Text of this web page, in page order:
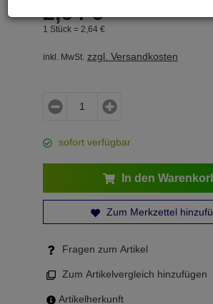
2,64 €
1 Stück = 2, 64 €
inkl. MwSt. zzgl. Versandkosten
sofort verfügbar
In den
Zum Merkzettel
Fragen zum Artikel
Zum Artikelvergleich hinzufügen
Artikelherkunft